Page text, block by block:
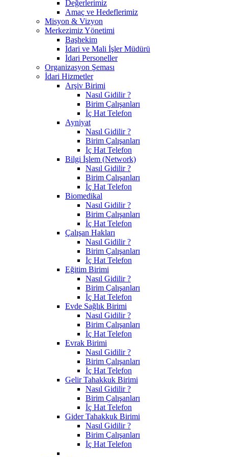
Değerlerimiz
Amaç ve Hedeflerimiz
Misyon & Vizyon
Merkezimiz Yönetimi
Başhekim
İdari ve Mali İşler Müdürü
İdari Personeller
Organizasyon Şeması
İdari Hizmetler
Arşiv Birimi
Nasıl Gidilir ?
Birim Çalışanları
İç Hat Telefon
Ayniyat
Nasıl Gidilir ?
Birim Çalışanları
İç Hat Telefon
Bilgi İşlem (Network)
Nasıl Gidilir ?
Birim Çalışanları
İç Hat Telefon
Biomedikal
Nasıl Gidilir ?
Birim Çalışanları
İç Hat Telefon
Çalışan Hakları
Nasıl Gidilir ?
Birim Çalışanları
İç Hat Telefon
Eğitim Birimi
Nasıl Gidilir ?
Birim Çalışanları
İç Hat Telefon
Evde Sağlık Birimi
Nasıl Gidilir ?
Birim Çalışanları
İç Hat Telefon
Evrak Birimi
Nasıl Gidilir ?
Birim Çalışanları
İç Hat Telefon
Gelir Tahakkuk Birimi
Nasıl Gidilir ?
Birim Çalışanları
İç Hat Telefon
Gider Tahakkuk Birimi
Nasıl Gidilir ?
Birim Çalışanları
İç Hat Telefon